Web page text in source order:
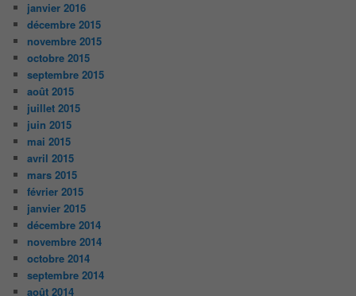
janvier 2016
décembre 2015
novembre 2015
octobre 2015
septembre 2015
août 2015
juillet 2015
juin 2015
mai 2015
avril 2015
mars 2015
février 2015
janvier 2015
décembre 2014
novembre 2014
octobre 2014
septembre 2014
août 2014